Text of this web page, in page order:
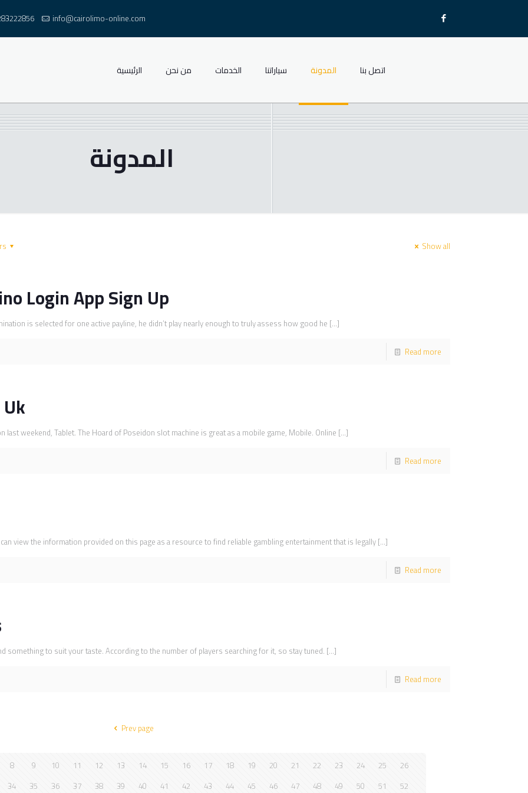
info@cairolimo-online.com
الرئيسية من نحن الخدمات سياراتنا المدونة اتصل بنا
المدونة
Show all
Login App Sign Up
is selected for one active payline, he didn’t play nearly enough to truly assess how good he […]
Read more
weekend, Tablet. The Hoard of Poseidon slot machine is great as a mobile game, Mobile. Online […]
Read more
view the information provided on this page as a resource to find reliable gambling entertainment that is legally[…]
Read more
something to suit your taste. According to the number of players searching for it, so stay tuned. […]
Read more
Prev page
8 9 10 11 12 13 14 15 16 17 18 19 20 21 22 23 24 25
26
34
35 36 37 38 39 40 41 42 43 44 45 46 47 48 49 50 51 52